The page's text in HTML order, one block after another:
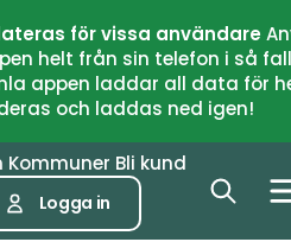
för vissa användare
helt från sin telefon i så
appen laddar all data
och laddas ned igen!
Kommuner Bli kund
Logga in